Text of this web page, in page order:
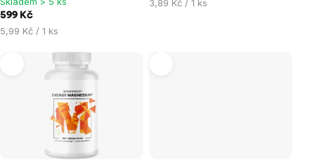
hvězdiček.
599 Kč
Měrná
5,99 Kč / 1 ks
3,89 Kč / 1 ks